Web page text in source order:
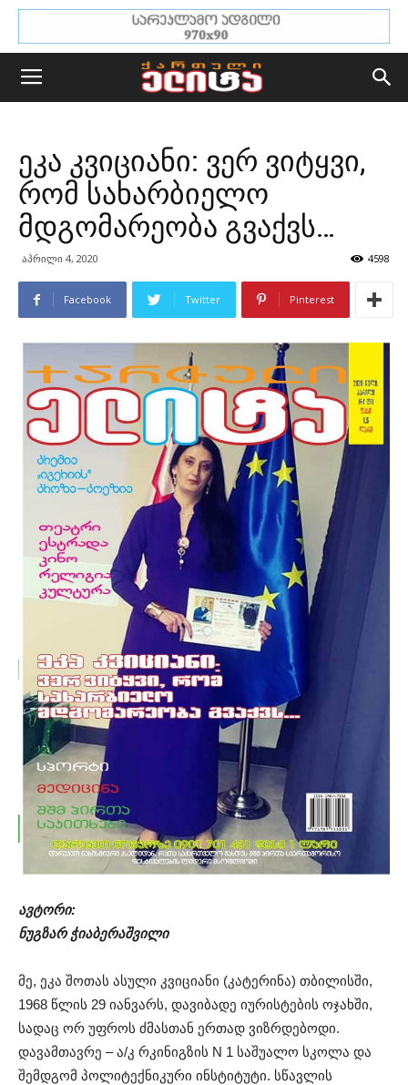
ეკა კვიციანი: ვერ ვიტყვი,
რომ სახარბიელო
მდგომარეობა გვაქვს…
აპრილი 4, 2020 4598
Facebook Twitter Pinterest
ავტორი:
ნუგზარ ჭიაბერაშვილი
მე, ეკა შოთას ასული კვიციანი (კატერინა) თბილისში,
1968 წლის 29 იანვარს, დავიბადე იურისტების ოჯახში,
სადაც ორ უფროს ძმასთან ერთად ვიზრდებოდი.
დავამთავრე – ა/კ რკინიგზის N 1 საშუალო სკოლა და
შემდგომ პოლიტექნიკური ინსტიტუტი. სწავლის